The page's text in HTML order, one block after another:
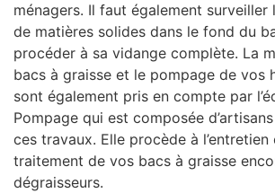
ménagers. Il faut également surveiller
de matières solides dans le fond du
procéder à sa vidange complète. La
bacs à graisse et le pompage de vos
sont également pris en compte par
Pompage qui est composée
ces travaux. Elle procède à l’entretien
traitement de vos bacs à graisse
dégraisseurs.